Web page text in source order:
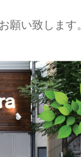
い致します。